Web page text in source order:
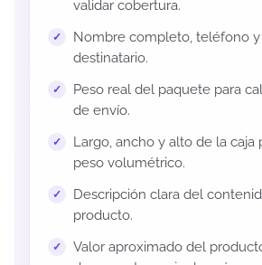
validar cobertura.
Nombre completo, teléfono
destinatario.
Peso real del paquete para
de envío.
Largo, ancho y alto de la caja
peso volumétrico.
Descripción clara del
producto.
Valor aproximado del